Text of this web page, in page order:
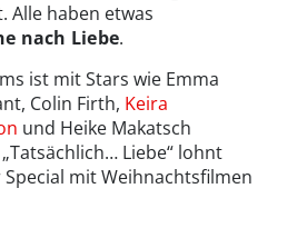
Alle haben etwas
nach Liebe.
ist mit Stars wie Emma
Colin Firth, Keira
und Heike Makatsch
Liebe“ lohnt
mit Weihnachtsfilmen